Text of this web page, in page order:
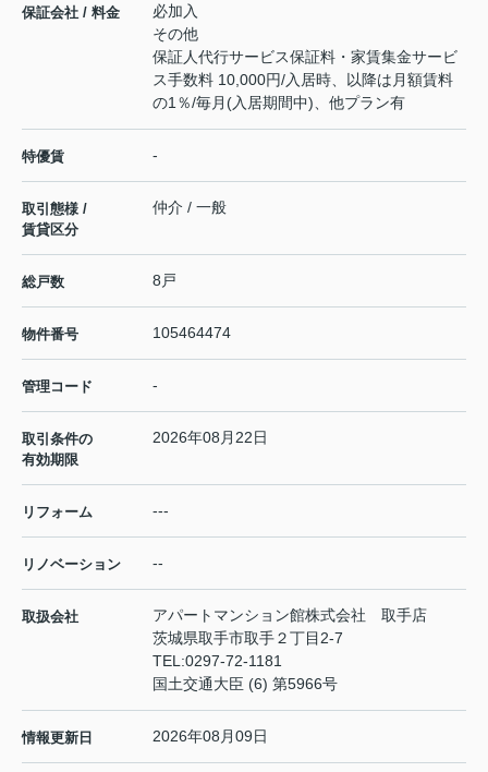
保証会社 / 料金
必加入
その他
保証人代行サービス保証料・家賃集金サービ
ス手数料 10,000円/入居時、以降は月額賃料
の1％/毎月(入居期間中)、他プラン有
特優賃 -
取引態様 /
賃貸区分
仲介 / 一般
総戸数 8戸
物件番号 105464474
管理コード -
取引条件の
有効期限
2026年08月22日
リフォーム ---
リノベーション --
取扱会社
アパートマンション館株式会社 取手店
茨城県取手市取手２丁目2-7
TEL:0297-72-1181
国土交通大臣 (6) 第5966号
情報更新日 2026年08月09日